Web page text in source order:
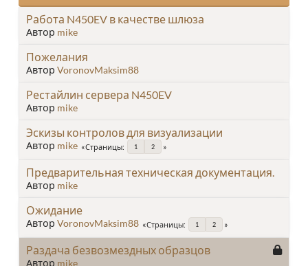
Работа N450EV в качестве шлюза
Автор mike
Пожелания
Автор VoronovMaksim88
Рестайлин сервера N450EV
Автор mike
Эскизы контролов для визуализации
Автор mike Страницы 1 2
Предварительная техническая документация.
Автор mike
Ожидание
Автор VoronovMaksim88 Страницы 1 2
Раздача безвозмездных образцов
Автор mike